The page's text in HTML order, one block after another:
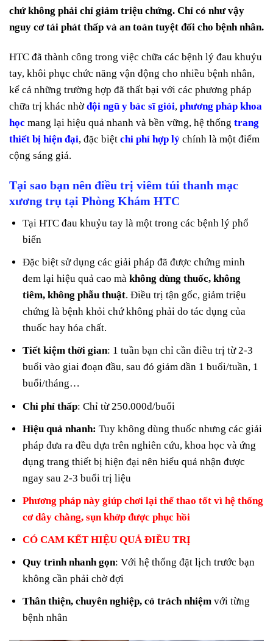
chứ không phải chỉ giảm triệu chứng. Chỉ có như vậy
nguy cơ tái phát thấp và an toàn tuyệt đối cho bệnh nhân.
HTC đã thành công trong việc chữa các bệnh lý đau khuỷu
tay, khôi phục chức năng vận động cho nhiều bệnh nhân,
kể cả những trường hợp đã thất bại với các phương pháp
chữa trị khác nhờđội ngũ y bác sĩ giỏi, phương pháp khoa
học mang lại hiệu quả nhanh và bền vững, hệ thống trang
thiết bị hiện đại, đặc biệt chi phí hợp lý chính là một điểm
cộng sáng giá.
Tại sao bạn nên điều trị viêm túi thanh mạc
xương trụ tại Phòng Khám HTC
Tại HTC đau khuỷu tay là một trong các bệnh lý phổ
biến
Đặc biệt sử dụng các giải pháp đã được chứng minh
đem lại hiệu quả cao màkhông dùng thuốc, không
tiêm, không phẫu thuật. Điều trị tận gốc, giảm triệu
chứng là bệnh khỏi chứ không phải do tác dụng của
thuốc hay hóa chất.
Tiết kiệm thời gian: 1 tuần bạn chỉ cần điều trị từ 2-3
buổi vào giai đoạn đầu, sau đó giảm dần 1 buổi/tuần, 1
buổi/tháng…
Chi phí thấp: Chỉ từ 250.000đ/buổi
Hiệu quả nhanh: Tuy không dùng thuốc nhưng các giải
pháp đưa ra đều dựa trên nghiên cứu, khoa học và ứng
dụng trang thiết bị hiện đại nên hiểu quả nhận được
ngay sau 2-3 buổi trị liệu
Phương pháp này giúp chơi lại thể thao tốt vì hệ thống
cơ dây chằng, sụn khớp được phục hồi
CÓ CAM KẾT HIỆU QUẢ ĐIỀU TRỊ
Quy trình nhanh gọn: Với hệ thống đặt lịch trước bạn
không cần phải chờ đợi
Thân thiện, chuyên nghiệp, có trách nhiệm với từng
bệnh nhân